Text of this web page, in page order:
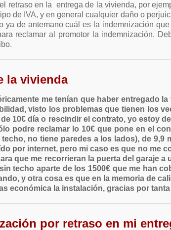
retraso en la entrega de la vivienda, por
de IVA, y en general cualquier daño o
ya de antemano cuál es la indemnización
reclamar al promotor la indemnización.
la vivienda
me tenían que haber entregado
visto los problemas que tienen los
10€ día o rescindir el contrato, yo estoy
podre reclamar lo 10€ que pone en el
no tiene paredes a los lados), de
por internet, pero mi caso es que no me
que me recorrieran la puerta del garaje
techo aparte de los 1500€ que me han
y otra cosa es que en la memoria de
económica la instalación, gracias por
por retraso en mi